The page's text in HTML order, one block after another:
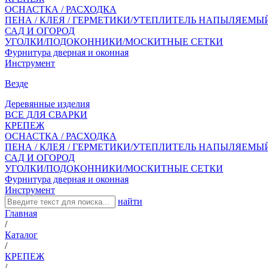
ОСНАСТКА / РАСХОДКА
ПЕНА / КЛЕЯ / ГЕРМЕТИКИ/УТЕПЛИТЕЛЬ
САД И ОГОРОД
УГОЛКИ/ПОДОКОННИКИ/МОСКИТНЫЕ СЕТКИ
Фурнитура дверная и оконная
Инструмент
Везде
Деревянные изделия
ВСЕ ДЛЯ СВАРКИ
КРЕПЕЖ
ОСНАСТКА / РАСХОДКА
ПЕНА / КЛЕЯ / ГЕРМЕТИКИ/УТЕПЛИТЕЛЬ
САД И ОГОРОД
УГОЛКИ/ПОДОКОННИКИ/МОСКИТНЫЕ СЕТКИ
Фурнитура дверная и оконная
Инструмент
найти
Главная
/
Каталог
/
КРЕПЕЖ